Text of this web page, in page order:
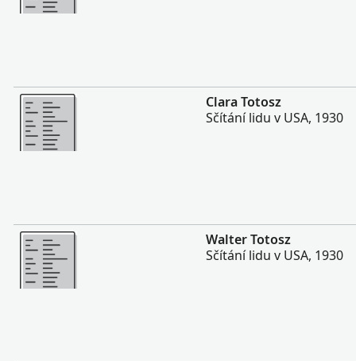
Více
Clara Totosz
Sčítání lidu v USA, 1930
Více
Walter Totosz
Sčítání lidu v USA, 1930